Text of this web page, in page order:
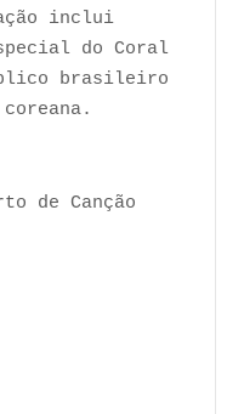
inclui
do Coral
brasileiro
de Canção